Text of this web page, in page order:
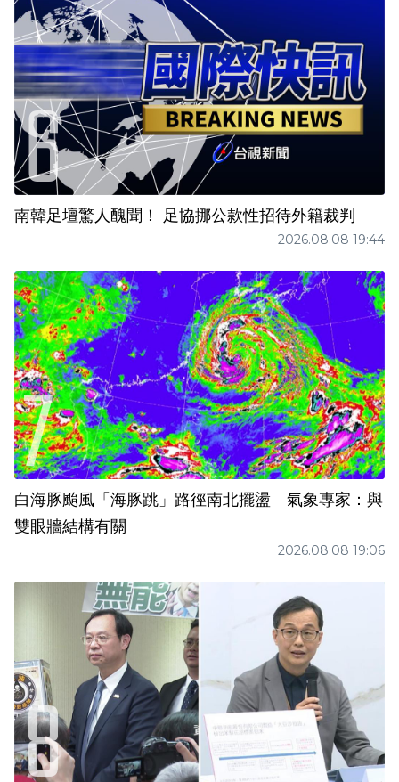
南韓足壇驚人醜聞！ 足協挪公款性招待外籍裁判
2026.08.08 19:44
白海豚颱風「海豚跳」路徑南北擺盪 氣象專家：與
雙眼牆結構有關
2026.08.08 19:06